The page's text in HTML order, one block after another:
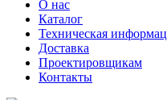
О нас
Каталог
Техническая
Доставка
Проектировщикам
Контакты